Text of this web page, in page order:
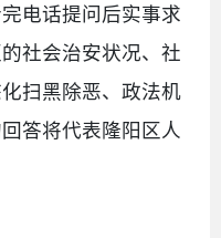
电话提问后实事求
社会治安状况、社
扫黑除恶、政法机
答将代表隆阳区人